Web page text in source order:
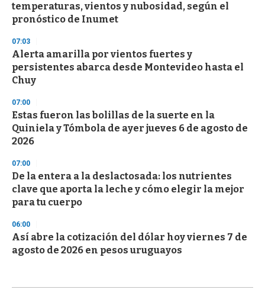
temperaturas, vientos y nubosidad, según el
pronóstico de Inumet
07:03
Alerta amarilla por vientos fuertes y
persistentes abarca desde Montevideo hasta el
Chuy
07:00
Estas fueron las bolillas de la suerte en la
Quiniela y Tómbola de ayer jueves 6 de agosto de
2026
07:00
De la entera a la deslactosada: los nutrientes
clave que aporta la leche y cómo elegir la mejor
para tu cuerpo
06:00
Así abre la cotización del dólar hoy viernes 7 de
agosto de 2026 en pesos uruguayos